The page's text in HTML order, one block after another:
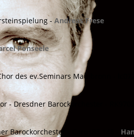
-Andreas Frese
Ponseele
des ev.Seminars Maulbronn -
- Dresdner Barockorchester - RK9702
Barockorchester - Carus83.148 -